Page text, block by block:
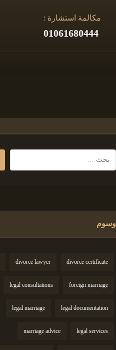
مكالمة استشارة :
01061680444
وسوم
divorce certificate
divorce lawyer
foreign marriage
legal consultations
legal documentation
legal marriage
legal services
marriage advice